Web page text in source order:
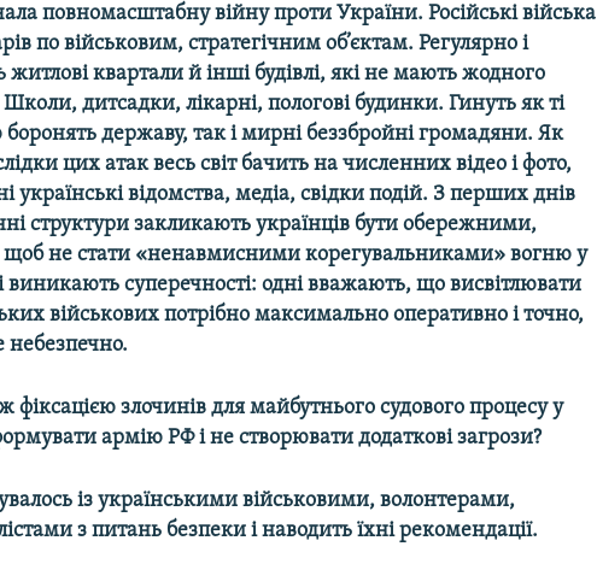
повномасштабну війну проти України. Російські війська
по військовим, стратегічним об’єктам. Регулярно і
квартали й інші будівлі, які не мають жодного
дитсадки, лікарні, пологові будинки. Гинуть як ті
боронять державу, так і мирні беззбройні громадяни. Як
цих атак весь світ бачить на численних відео і фото,
українські відомства, медіа, свідки подій. З перших днів
структури закликають українців бути обережними,
щоб не стати «ненавмисними корегувальниками» вогню у
виникають суперечності: одні вважають, що висвітлювати
військових потрібно максимально оперативно і точно,
небезпечно.
фіксацією злочинів для майбутнього судового процесу у
армію РФ і не створювати додаткові загрози?
із українськими військовими, волонтерами,
з питань безпеки і наводить їхні рекомендації.